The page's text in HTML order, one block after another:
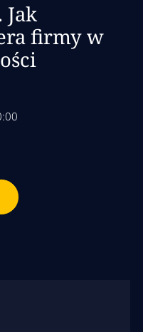
Jak
firmy w